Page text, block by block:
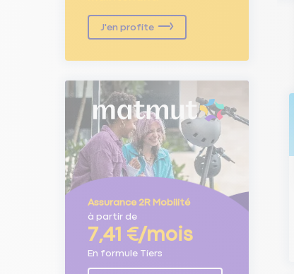
J'en profite
Assurance 2R Mobilité
à partir de
7,41 €/mois
En formule Tiers